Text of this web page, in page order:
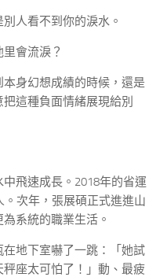
人看不到你的淚水。
會流淚？
身幻想成績的時候，還是
這種負面情緒展現給別
飛速成長。2018年的省運
次年，張展碩正式進進山
系統的職業生活。
地下室嚇了一跳：「她試
座太可怕了！」動、最疲